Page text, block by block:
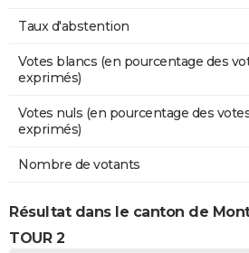
Taux d'abstention
Votes blancs (en pourcentage des
exprimés)
Votes nuls (en pourcentage des
exprimés)
Nombre de votants
Résultat dans le canton de
TOUR 2